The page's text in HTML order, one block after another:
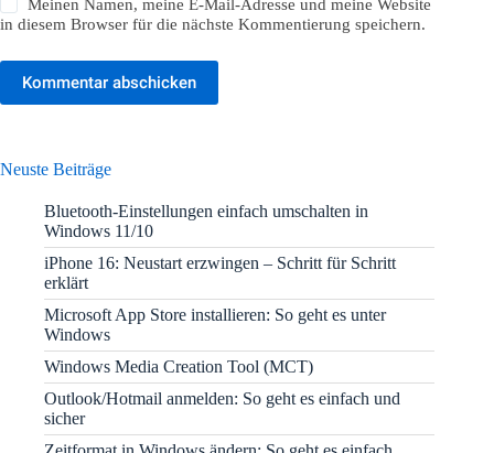
Meinen Namen, meine E-Mail-Adresse und meine Website
in diesem Browser für die nächste Kommentierung speichern.
Kommentar abschicken
Neuste Beiträge
Bluetooth-Einstellungen einfach umschalten in
Windows 11/10
iPhone 16: Neustart erzwingen – Schritt für Schritt
erklärt
Microsoft App Store installieren: So geht es unter
Windows
Windows Media Creation Tool (MCT)
Outlook/Hotmail anmelden: So geht es einfach und
sicher